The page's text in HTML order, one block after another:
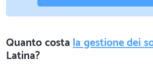
Quanto costala gestione dei
Latina?